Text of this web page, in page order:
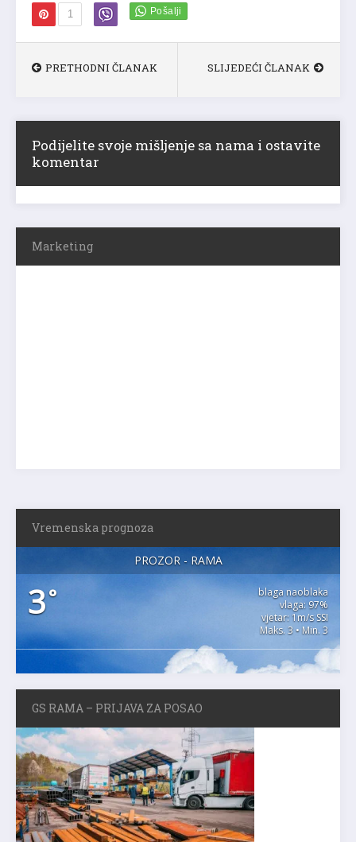
1
PRETHODNI ČLANAK SLIJEDEĆI ČLANAK
Podijelite svoje mišljenje sa nama i ostavite
komentar
Marketing
Vremenska prognoza
PROZOR - RAMA
3°
blaga naoblaka
vlaga: 97%
vjetar: 1m/s SSI
Maks. 3 • Min. 3
GS RAMA – PRIJAVA ZA POSAO